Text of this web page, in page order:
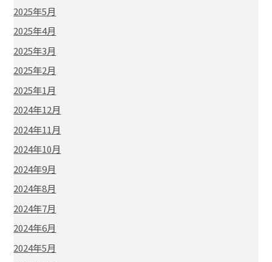
2025年5月
2025年4月
2025年3月
2025年2月
2025年1月
2024年12月
2024年11月
2024年10月
2024年9月
2024年8月
2024年7月
2024年6月
2024年5月